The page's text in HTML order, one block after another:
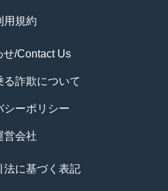
用規約
せ/Contact Us
る詐欺について
シーポリシー
営会社
法に基づく表記